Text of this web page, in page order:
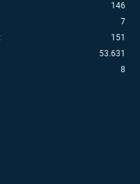
146
7
151
53.631
8